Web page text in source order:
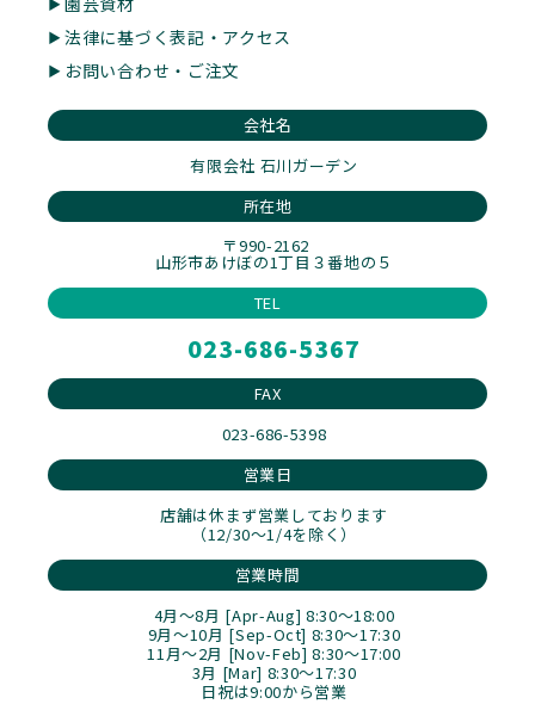
法律に基づく表記・アクセス
お問い合わせ・ご注文
会社名
有限会社 石川ガーデン
所在地
〒990-2162
山形市あけぼの1丁目３番地の５
TEL
023-686-5367
FAX
023-686-5398
営業日
店舗は休まず営業しております
（12/30～1/4を除く）
営業時間
4月～8月 [Apr-Aug] 8:30～18:00
9月～10月 [Sep-Oct] 8:30～17:30
11月～2月 [Nov-Feb] 8:30～17:00
3月 [Mar] 8:30～17:30
日祝は9:00から営業